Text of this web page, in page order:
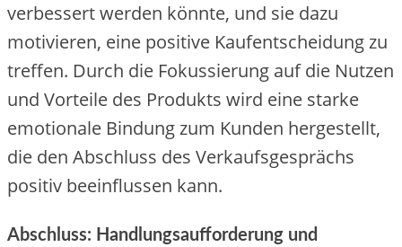
verbessert werden könnte, und sie dazu
motivieren, eine positive Kaufentscheidung zu
treffen. Durch die Fokussierung auf die Nutzen
und Vorteile des Produkts wird eine starke
emotionale Bindung zum Kunden hergestellt,
die den Abschluss des Verkaufsgesprächs
positiv beeinflussen kann.
Abschluss: Handlungsaufforderung und